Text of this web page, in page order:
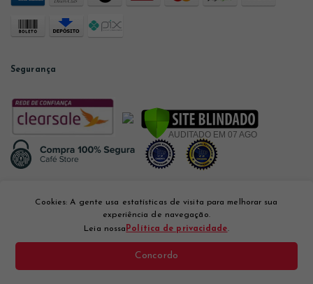
Segurança
Cookies: A gente usa estatísticas de visita para melhorar sua
experiência de navegação.
Leia nossa Política de privacidade.
Concordo